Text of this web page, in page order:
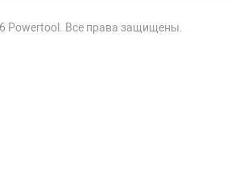
Powertool. Все права защищены.